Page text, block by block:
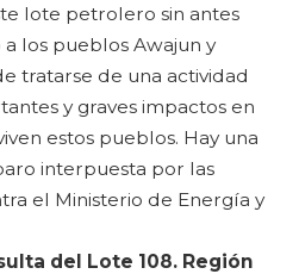
lote petrolero sin antes
los pueblos Awajun y
tratarse de una actividad
y graves impactos en
estos pueblos. Hay una
interpuesta por las
el Ministerio de Energía y
del Lote 108. Región